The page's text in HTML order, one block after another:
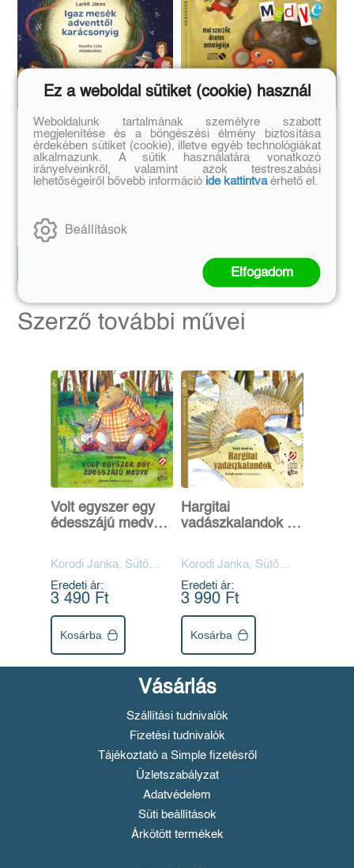
Igaz mesék adventtől
karácsonyig -
Hangoskönyv
Huzella Júlia előadásában
3 990 Ft
Parti Medve -
Hangoskönyv - Mai
szerzők állatos
antológiája
Galambos Péter előadásában
Kosárba
Szerző további művei
Volt egyszer egy
édesszájú medve -
Korodi Janka, Sütő
András
Eredeti ár:
3 490 Ft
Kosárba
Hargitai
vadászkalandok -
Korodi Janka, Sütő
András
Eredeti ár:
3 990 Ft
Kosárba
Vásárlás
Szállítási tudnivalók
Fizetési tudnivalók
Tájékoztató a Simple fizetésről
Üzletszabályzat
Adatvédelem
Süti beállítások
Árkötött termékek
Ez a weboldal sütiket (cookie) használ
Weboldalunk tartalmának személyre szabott
megjelenítése és a böngészési élmény biztosítása
érdekében sütiket (cookie), illetve egyéb technológiákat
alkalmazunk. A sütik használatára vonatkozó
irányelveinkről, valamint azok testreszabási
lehetőségeiről bővebb információ ide kattintvaérhető el.
Beállítások
Elfogadom